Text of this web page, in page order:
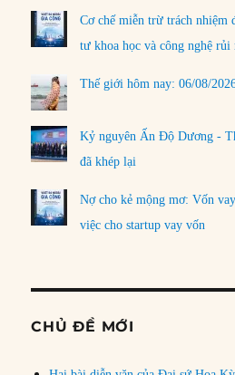
Cơ chế miễn trừ trách nhiệm
tư khoa học và công nghệ rủi
Thế giới hôm nay: 06/08/
Kỷ nguyên Ấn Độ Dương -
đã khép lại
Nợ cho kẻ mộng mơ: Vốn
việc cho startup vay vốn
CHỦ ĐỀ MỚI